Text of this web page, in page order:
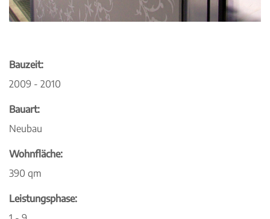
Bauzeit:
2009 - 2010
Bauart:
Neubau
Wohnfläche:
390 qm
Leistungsphase: